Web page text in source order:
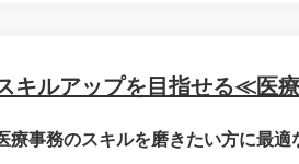
キルアップを目指せる≪医
療事務のスキルを磨きたい方に最適